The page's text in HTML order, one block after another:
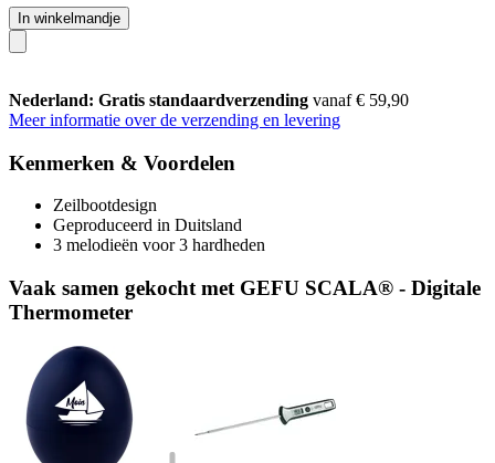
In winkelmandje
Nederland: Gratis standaardverzending vanaf € 59,90
Meer informatie over de verzending en levering
Kenmerken & Voordelen
Zeilbootdesign
Geproduceerd in Duitsland
3 melodieën voor 3 hardheden
Vaak samen gekocht met GEFU SCALA® - Digitale
Thermometer